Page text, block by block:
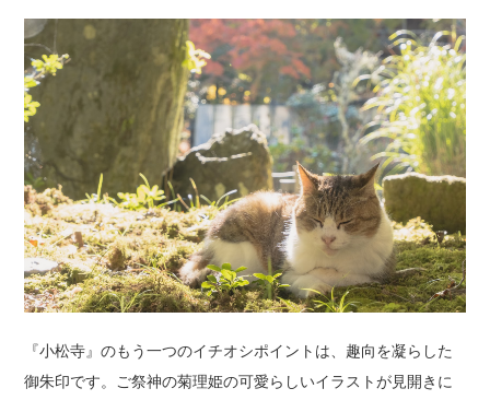
『小松寺』のもう一つのイチオシポイントは、趣向を凝らした
御朱印です。ご祭神の菊理姫の可愛らしいイラストが見開きに